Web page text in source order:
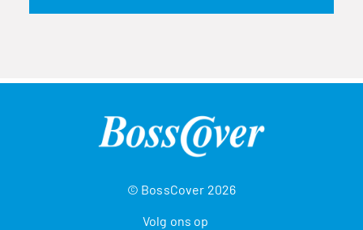
© BossCover 2026
Volg ons op